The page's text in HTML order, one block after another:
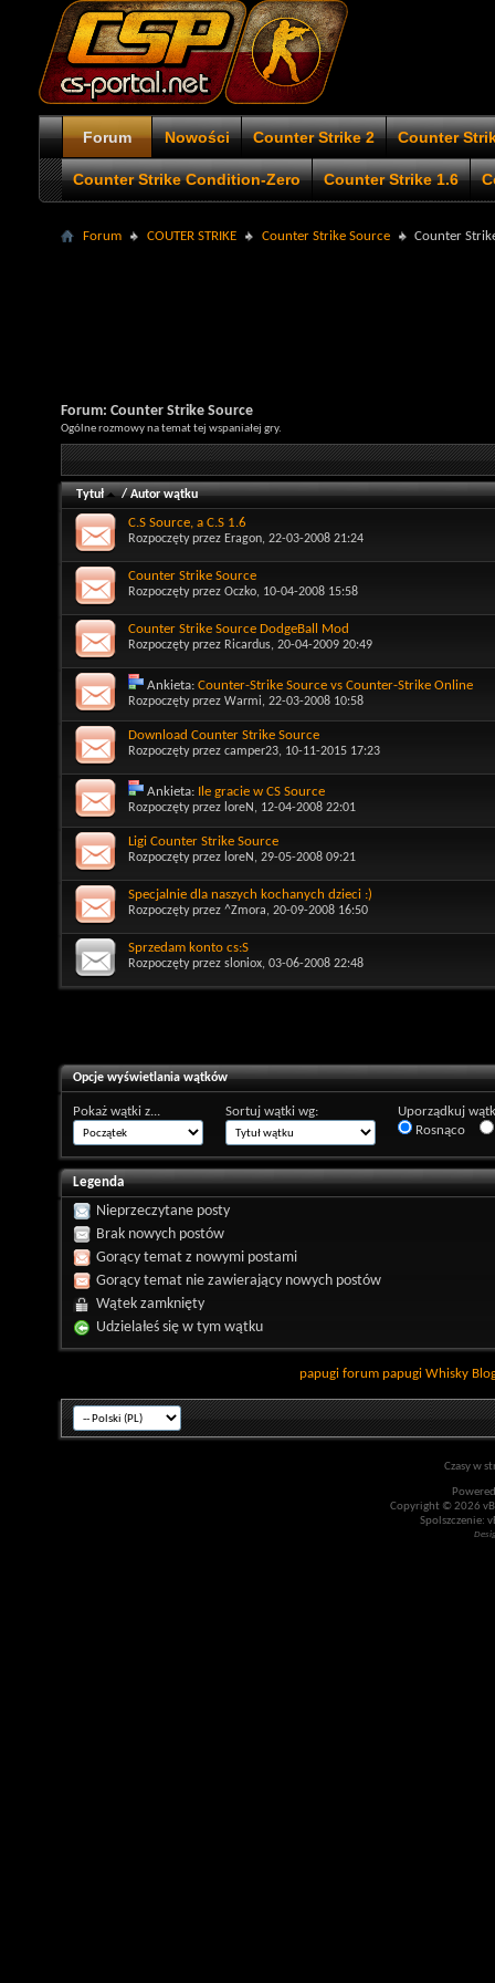
Forum Nowości Counter Strike 2 Counter
Counter Strike Condition-Zero Counter Strike 1.6
Forum COUTER STRIKE Counter Strike Source Counter
Forum: Counter Strike Source
Ogólne rozmowy na temat tej wspaniałej gry.
Tytuł /Autor wątku
C.S Source, a C.S 1.6
Rozpoczęty przez Eragon, 22-03-2008 21:24
Counter Strike Source
Rozpoczęty przez Oczko, 10-04-2008 15:58
Counter Strike Source DodgeBall Mod
Rozpoczęty przez Ricardus, 20-04-2009 20:49
Ankieta: Counter-Strike Source vs Counter-Strike Online
Rozpoczęty przez Warmi, 22-03-2008 10:58
Download Counter Strike Source
Rozpoczęty przez camper23, 10-11-2015 17:23
Ankieta: Ile gracie w CS Source
Rozpoczęty przez loreN , 12-04-2008 22:01
Ligi Counter Strike Source
Rozpoczęty przez loreN , 29-05-2008 09:21
Specjalnie dla naszych kochanych dzieci :)
Rozpoczęty przez ^Zmora, 20-09-2008 16:50
Sprzedam konto cs:S
Rozpoczęty przez sloniox, 03-06-2008 22:48
Opcje wyświetlania wątków
Pokaż wątki z... Sortuj wątki wg:
Uporządkuj
Rosnąco
Legenda
Nieprzeczytane posty
Brak nowych postów
Gorący temat z nowymi postami
Gorący temat nie zawierający nowych postów
Wątek zamknięty
Udzielałeś się w tym wątku
papugi forum papugi Whisky
Czasy w
Copyright © 2026
Spolszczenie: